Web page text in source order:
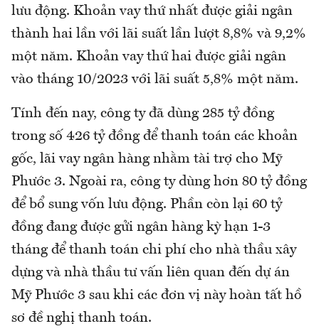
lưu động. Khoản vay thứ nhất được giải ngân
thành hai lần với lãi suất lần lượt 8,8% và 9,2%
một năm. Khoản vay thứ hai được giải ngân
vào tháng 10/2023 với lãi suất 5,8% một năm.
Tính đến nay, công ty đã dùng 285 tỷ đồng
trong số 426 tỷ đồng để thanh toán các khoản
gốc, lãi vay ngân hàng nhằm tài trợ cho Mỹ
Phước 3. Ngoài ra, công ty dùng hơn 80 tỷ đồng
để bổ sung vốn lưu động. Phần còn lại 60 tỷ
đồng đang được gửi ngân hàng kỳ hạn 1-3
tháng để thanh toán chi phí cho nhà thầu xây
dựng và nhà thầu tư vấn liên quan đến dự án
Mỹ Phước 3 sau khi các đơn vị này hoàn tất hồ
sơ đề nghị thanh toán.